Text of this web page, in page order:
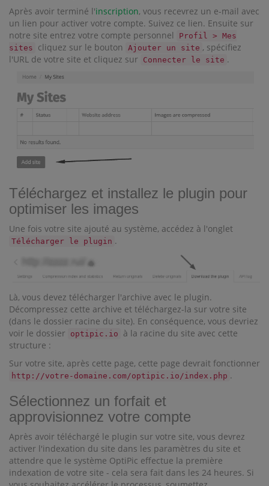
Après avoir terminé l'inscription, vous recevrez un e-mail avec
un lien pour activer votre compte. Suivez ce lien. Ensuite sur
notre site entrez votre compte personnel
Profil > Mes
sites
cliquez sur le bouton Ajouter un site , spécifiez
l'URL de votre site et cliquez sur Connecter le site .
Téléchargez et installez le plugin pour
optimiser les images
Une fois votre site ajouté au système, accédez à l'onglet
Télécharger le plugin .
Là, vous devez télécharger l'archive avec le plugin.
Décompressez cette archive et téléchargez-la sur votre site
(dans le dossier racine du site). En conséquence, vous devriez
voir le dossier optipic.io
à la racine du site avec cette
structure :
Sur votre site, après cette page, cette page devrait fonctionner
http://votre-domaine.com/optipic.io/index.php .
Sélectionnez un forfait et
approvisionnez votre compte
Après avoir téléchargé le plugin sur votre site, vous devrez
activer l'indexation du site dans les paramètres du site et
attendre que le système OptiPic effectue la première
indexation de votre site - cela sera fait dans les 24 heures. Si